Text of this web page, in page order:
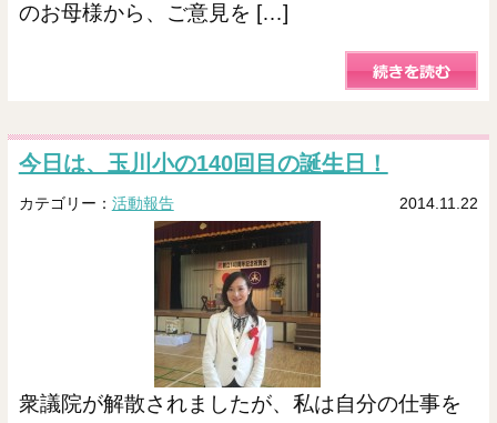
のお母様から、ご意見を […]
今日は、玉川小の140回目の誕生日！
カテゴリー： 活動報告 2014.11.22
衆議院が解散されましたが、私は自分の仕事を